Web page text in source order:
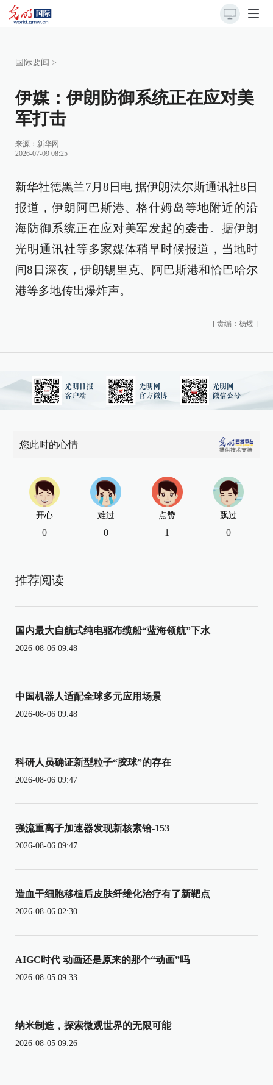
国际要闻 >
伊媒：伊朗防御系统正在应对美
军打击
来源： 新华网
2026-07-09 08:25
新华社德黑兰7月8日电 据伊朗法尔斯通讯社8日
报道，伊朗阿巴斯港、格什姆岛等地附近的沿
海防御系统正在应对美军发起的袭击。据伊朗
光明通讯社等多家媒体稍早时候报道，当地时
间8日深夜，伊朗锡里克、阿巴斯港和恰巴哈尔
港等多地传出爆炸声。
[ 责编：杨煜 ]
您此时的心情
开心
0
难过
0
点赞
1
飘过
0
推荐阅读
国内最大自航式纯电驱布缆船“蓝海领航”下水
2026-08-06 09:48
中国机器人适配全球多元应用场景
2026-08-06 09:48
科研人员确证新型粒子“胶球”的存在
2026-08-06 09:47
强流重离子加速器发现新核素铪-153
2026-08-06 09:47
造血干细胞移植后皮肤纤维化治疗有了新靶点
2026-08-06 02:30
AIGC时代 动画还是原来的那个“动画”吗
2026-08-05 09:33
纳米制造，探索微观世界的无限可能
2026-08-05 09:26